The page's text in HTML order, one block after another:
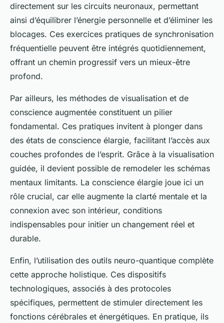
directement sur les circuits neuronaux, permettant
ainsi d’équilibrer l’énergie personnelle et d’éliminer les
blocages. Ces exercices pratiques de synchronisation
fréquentielle peuvent être intégrés quotidiennement,
offrant un chemin progressif vers un mieux-être
profond.
Par ailleurs, les méthodes de visualisation et de
conscience augmentée constituent un pilier
fondamental. Ces pratiques invitent à plonger dans
des états de conscience élargie, facilitant l’accès aux
couches profondes de l’esprit. Grâce à la visualisation
guidée, il devient possible de remodeler les schémas
mentaux limitants. La conscience élargie joue ici un
rôle crucial, car elle augmente la clarté mentale et la
connexion avec son intérieur, conditions
indispensables pour initier un changement réel et
durable.
Enfin, l’utilisation des outils neuro-quantique complète
cette approche holistique. Ces dispositifs
technologiques, associés à des protocoles
spécifiques, permettent de stimuler directement les
fonctions cérébrales et énergétiques. En pratique, ils